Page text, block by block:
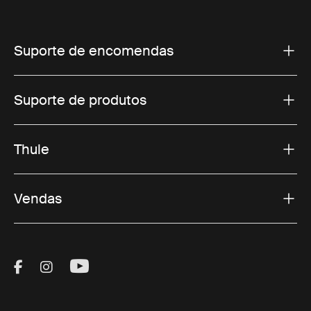
Suporte de encomendas
Suporte de produtos
Thule
Vendas
Visit Thule on Facebook (external link)
Visit Thule on Instagram (external link)
Visit Thule on Youtube (external